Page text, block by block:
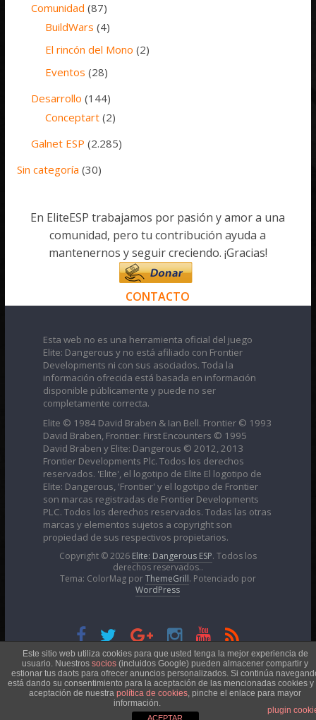
Comunidad (87)
BuildWars (4)
El rincón del Mono (2)
Eventos (28)
Desarrollo (144)
Conceptart (2)
Galnet ESP (2.285)
Sin categoría (30)
En EliteESP trabajamos por pasión y amor a una
comunidad, pero tu contribución ayuda a
mantenernos y seguir creciendo. ¡Gracias!
CONTACTO
Esta web no es una herramienta oficial del juego
Elite: Dangerous y no está afiliado con Frontier
Developments ni con sus asociados. Toda la
información ofrecida está basada en información
disponible públicamente y puede no ser
completamente correcta.
Elite © 1984 David Braben & Ian Bell. Frontier © 1993
David Braben, Frontier: First Encounters © 1995
David Braben y Elite: Dangerous © 2012, 2013
Frontier Developments Plc. Todos los derechos
reservados. 'Elite', el logotipo de Elite El logotipo de
Elite: Dangerous, 'Frontier' y el logotipo de Frontier
son marcas registradas de Frontier Developments
PLC. Todos los derechos reservados. Todas las otras
marcas y elementos sujetos a copyright son
propiedad de sus respectivos propietarios.
Copyright © 2026 Elite: Dangerous ESP. Todos los
derechos reservados..
Tema: ColorMag porThemeGrill. Potenciado por
WordPress
Esta obra está bajo unaLicencia Creative Commons
Atribución-NoComercial 4.0 Internacional
Este sitio web utiliza cookies para que usted tenga la mejor experiencia de
usuario. Nuestros socios (incluidos Google) pueden almacener compartir y
estionar tus daots para ofrecer anuncios personalizados. Si continúa
está dando su consentimiento para la aceptación de las mencionadas cookies y
aceptación de nuestra política de cookies, pinche el enlace para mayor
información.
plugin
ACEPTAR